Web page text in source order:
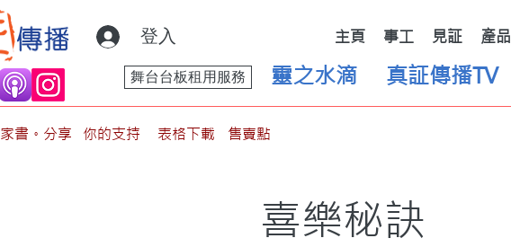
登入 主頁 事工 見証 產品
靈之水滴
舞台台板租用服務 真証傳播TV
家書。分享 你的支持 表格下載 售賣點
喜樂秘訣